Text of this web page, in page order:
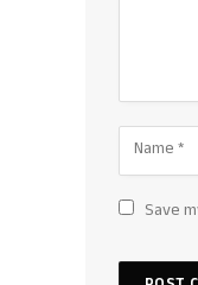
Save